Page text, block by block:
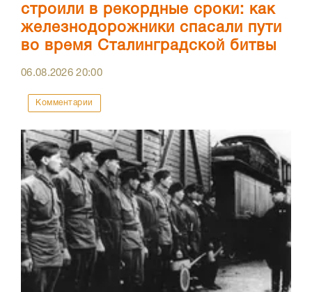
строили в рекордные сроки: как
железнодорожники спасали пути
во время Сталинградской битвы
06.08.202620:00
Комментарии